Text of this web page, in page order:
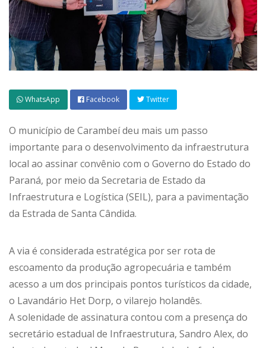
WhatsApp Facebook Twitter
O município de Carambeí deu mais um passo
importante para o desenvolvimento da infraestrutura
local ao assinar convênio com o Governo do Estado do
Paraná, por meio da Secretaria de Estado da
Infraestrutura e Logística (SEIL), para a pavimentação
da Estrada de Santa Cândida.
A via é considerada estratégica por ser rota de
escoamento da produção agropecuária e também
acesso a um dos principais pontos turísticos da cidade,
o Lavandário Het Dorp, o vilarejo holandês.
A solenidade de assinatura contou com a presença do
secretário estadual de Infraestrutura, Sandro Alex, do